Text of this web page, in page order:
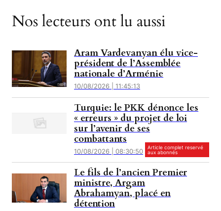
Nos lecteurs ont lu aussi
Aram Vardevanyan élu vice-
président de l’Assemblée
nationale d’Arménie
10/08/2026 | 11:45:13
Turquie: le PKK dénonce les
« erreurs » du projet de loi
sur l’avenir de ses
combattants
10/08/2026 | 08:30:50
Article complet reservé
aux abonnés
Le fils de l’ancien Premier
ministre, Argam
Abrahamyan, placé en
détention